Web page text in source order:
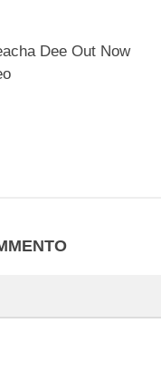
Dee Out Now